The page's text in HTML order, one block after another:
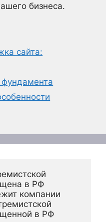
бизнеса.
сайта:
в РФ
компании
в РФ